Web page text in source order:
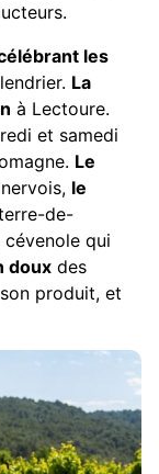
les
La
à Lectoure.
et samedi
Le
le
de-
cévenole qui
doux des
produit, et